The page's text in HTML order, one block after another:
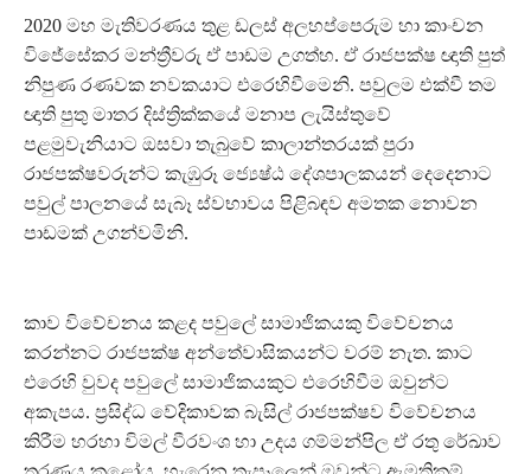
2020 මහ මැතිවරණය තුළ ඩලස් අලහප්පෙරුම හා කාංචන
විජේසේකර මන්ත්‍රීවරු ඒ පාඩම උගත්හ. ඒ රාජපක්ෂ ඥාති පුත්
නිපුණ රණවක නවකයාට එරෙහිවීමෙනි. පවුලම එක්වී තම
ඥාති පුතු මාතර දිස්ත්‍රික්කයේ මනාප ලැයිස්තුවේ
පළමුවැනියාට ඔසවා තැබුවේ කාලාන්තරයක් පුරා
රාජපක්ෂවරුන්ට කැඹුරූ ජ්‍යෙෂ්ඨ දේශපාලකයන් දෙදෙනාට
පවුල් පාලනයේ සැබෑ ස්වභාවය පිළිබඳව අමතක නොවන
පාඩමක් උගන්වමිනි.
කාව විවේචනය කළද පවුලේ සාමාජිකයකු විවේචනය
කරන්නට රාජපක්ෂ අන්තේවාසිකයන්ට වරම් නැත. කාට
එරෙහි වුවද පවුලේ සාමාජිකයකුට එරෙහිවීම ඔවුන්ට
අකැපය. ප්‍රසිද්ධ වේදිකාවක බැසිල් රාජපක්ෂව විවේචනය
කිරීම හරහා විමල් වීරවංශ හා උදය ගම්මන්පිල ඒ රතු රේඛාව